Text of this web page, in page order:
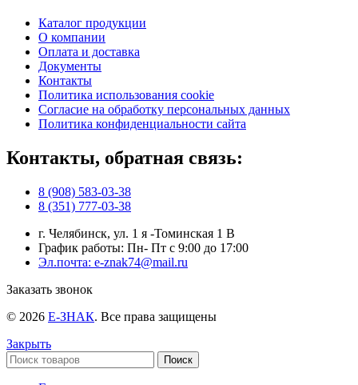
Каталог продукции
О компании
Оплата и доставка
Документы
Контакты
Политика использования cookie
Согласие на обработку персональных данных
Политика конфиденциальности сайта
Контакты, обратная связь:
8 (908) 583-03-38
8 (351) 777-03-38
г. Челябинск, ул. 1 я -Томинская 1 В
График работы: Пн- Пт с 9:00 до 17:00
Эл.почта: e-znak74@mail.ru
Заказать звонок
© 2026 Е-ЗНАК. Все права защищены
Закрыть
Поиск